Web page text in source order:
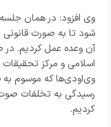
وی افزود: در همان
شود تا به صورت قانونی
آن وعده عمل کردیم.
اسلامی و مرکز
وی‌او‌دی‌ها که موسوم به
رسیدگی به تخلفات صوت
کردیم.